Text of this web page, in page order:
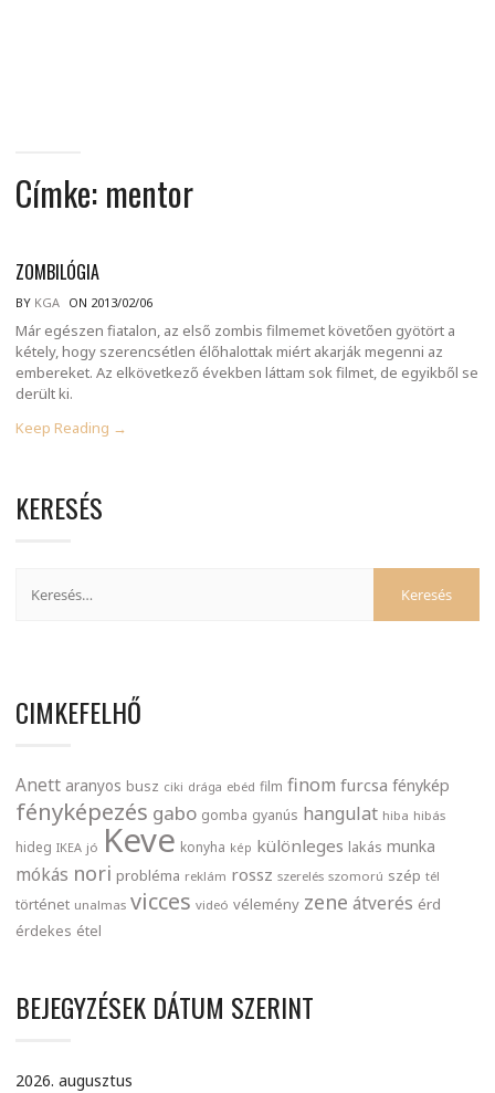
Címke: mentor
ZOMBILÓGIA
BY KGA ON 2013/02/06
Már egészen fiatalon, az első zombis filmemet követően gyötört a
kétely, hogy szerencsétlen élőhalottak miért akarják megenni az
embereket. Az elkövetkező években láttam sok filmet, de egyikből se
derült ki.
Keep Reading →
KERESÉS
CIMKEFELHŐ
Anett aranyos busz ciki drága ebéd film finom furcsa fénykép
fényképezés gabo gomba gyanús hangulat hiba hibás
hideg IKEA jó Keve konyha kép különleges lakás munka
mókás nori probléma reklám rossz szerelés szomorú szép tél
történet unalmas vicces videó vélemény zene átverés érd
érdekes étel
BEJEGYZÉSEK DÁTUM SZERINT
2026. augusztus